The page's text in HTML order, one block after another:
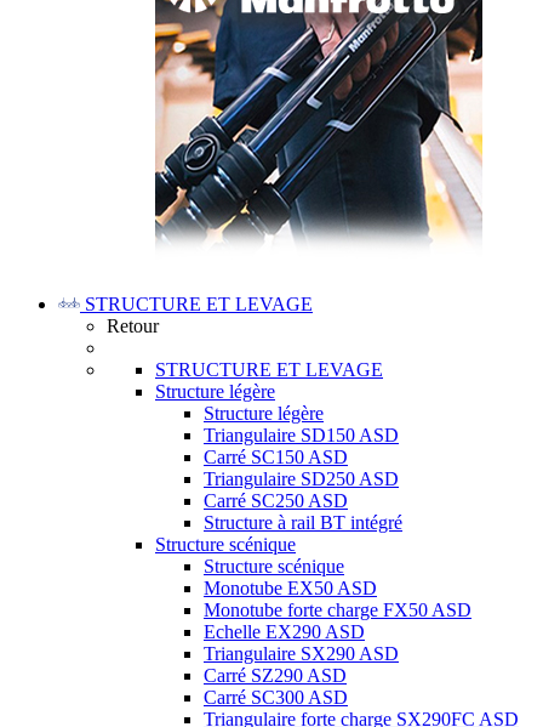
STRUCTURE ET LEVAGE
Retour
STRUCTURE ET LEVAGE
Structure légère
Structure légère
Triangulaire SD150 ASD
Carré SC150 ASD
Triangulaire SD250 ASD
Carré SC250 ASD
Structure à rail BT intégré
Structure scénique
Structure scénique
Monotube EX50 ASD
Monotube forte charge FX50 ASD
Echelle EX290 ASD
Triangulaire SX290 ASD
Carré SZ290 ASD
Carré SC300 ASD
Triangulaire forte charge SX290FC ASD